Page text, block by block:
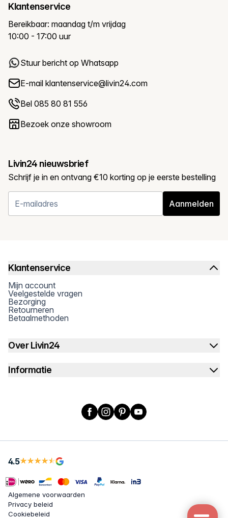
Klantenservice
Bereikbaar: maandag t/m vrijdag
10:00 - 17:00 uur
Stuur bericht op Whatsapp
E-mail klantenservice@livin24.com
Bel 085 80 81 556
Bezoek onze showroom
Livin24 nieuwsbrief
Schrijf je in en ontvang €10 korting op je eerste bestelling
Aanmelden
Klantenservice
Mijn account
Veelgestelde vragen
Bezorging
Retourneren
Betaalmethoden
Over Livin24
Informatie
Facebook
Instagram
PinterestYouTube
4.5
Algemene voorwaarden
Privacy beleid
Cookiebeleid